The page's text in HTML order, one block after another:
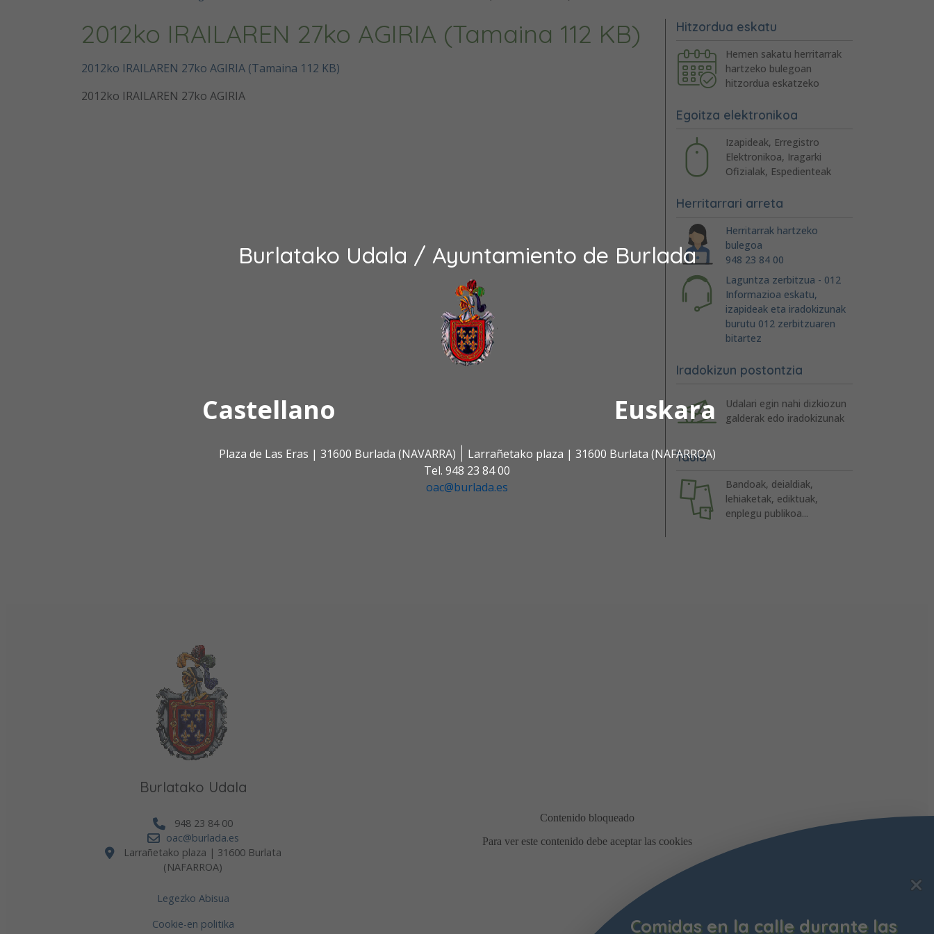
Burlatako Udala / Ayuntamiento de Burlada
Castellano Euskara
Plaza de Las Eras | 31600 Burlada (NAVARRA)
Larrañetako plaza | 31600 Burlata (NAFARROA)
Tel. 948 23 84 00
oac@burlada.es
Comidas en la calle durante las
2012ko IRAILAREN 27ko AGIRIA (Tamaina 112 KB)
2012ko IRAILAREN 27ko AGIRIA (Tamaina 112 KB)
2012ko IRAILAREN 27ko AGIRIA
Hitzordua eskatu
Hemen sakatu herritarrak
hartzeko bulegoan
hitzordua eskatzeko
Egoitza elektronikoa
Izapideak, Erregistro
Elektronikoa, Iragarki
Ofizialak, Espedienteak
Herritarrari arreta
Herritarrak hartzeko
bulegoa
948 23 84 00
Laguntza zerbitzua - 012
Informazioa eskatu,
izapideak eta iradokizunak
burutu 012 zerbitzuaren
bitartez
Iradokizun postontzia
Udalari egin nahi dizkiozun
galderak edo iradokizunak
Taula
Bandoak, deialdiak,
lehiaketak, ediktuak,
enplegu publikoa...
Burlatako Udala
948 23 84 00
oac@burlada.es
Larrañetako plaza | 31600 Burlata
(NAFARROA)
Legezko Abisua
Cookie-en politika